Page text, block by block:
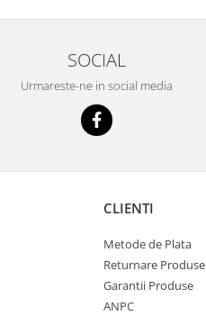
SOCIAL
Urmareste-ne in social media
CLIENTI
Metode de Plata
Returnare Produse
Garantii Produse
ANPC